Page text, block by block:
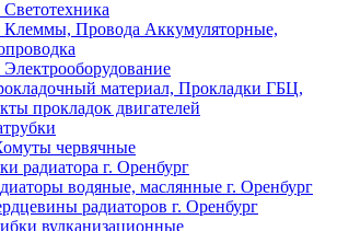
Светотехника
Клеммы, Провода Аккумуляторные,
Электрооборудование
материал, Прокладки ГБЦ,
прокладок двигателей
червячные
радиатора г. Оренбург
водяные, маслянные г. Оренбург
радиаторов г. Оренбург
вулканизационные